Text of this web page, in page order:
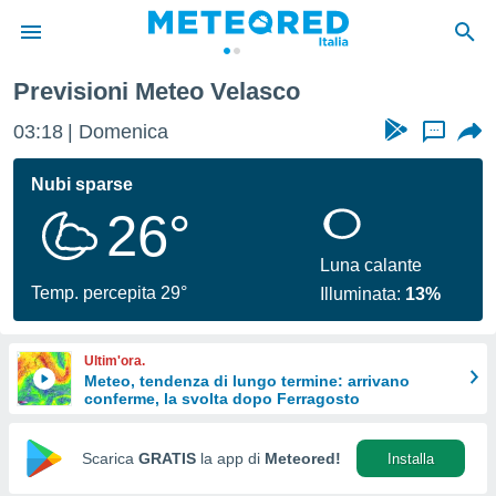
di
per
le
di
Web
Previsioni Meteo Velasco
03:18 Domenica ...
Nubi sparse
26°
Temp. percepita 29°
Luna calante
Illuminata: 13%
Ultim'ora.
Meteo, tendenza di lungo termine: arrivano
conferme, la svolta dopo Ferragosto
Scarica GRATIS la app di Meteored! Installa